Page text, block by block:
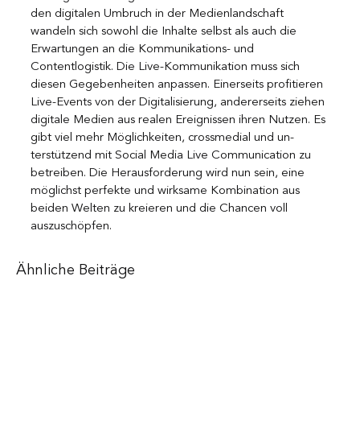
den digitalen Umbruch in der Medienlandschaft
wandeln sich sowohl die Inhalte selbst als auch die
Erwartungen an die Kommunikations- und
Contentlogistik. Die Live-Kommunikation muss sich
diesen Gegebenheiten anpassen. Einerseits profitieren
Live-Events von der Digitalisierung, andererseits ziehen
digitale Medien aus realen Ereignissen ihren Nutzen. Es
gibt viel mehr Möglichkeiten, crossmedial und un-
terstützend mit Social Media Live Communication zu
betreiben. Die Herausforderung wird nun sein, eine
möglichst perfekte und wirksame Kombination aus
beiden Welten zu kreieren und die Chancen voll
auszuschöpfen.
Ähnliche Beiträge